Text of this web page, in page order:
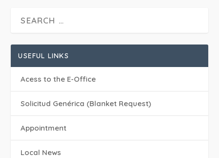
USEFUL LINKS
Acess to the E-Office
Solicitud Genérica (Blanket Request)
Appointment
Local News